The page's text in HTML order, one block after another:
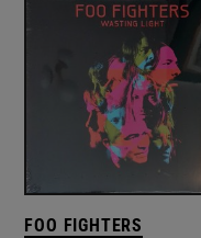
FOO FIGHTERS